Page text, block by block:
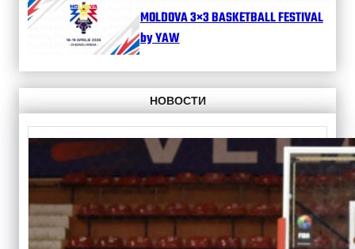
MOLDOVA 3×3 BASKETBALL FESTIVAL
by YAW
НОВОСТИ